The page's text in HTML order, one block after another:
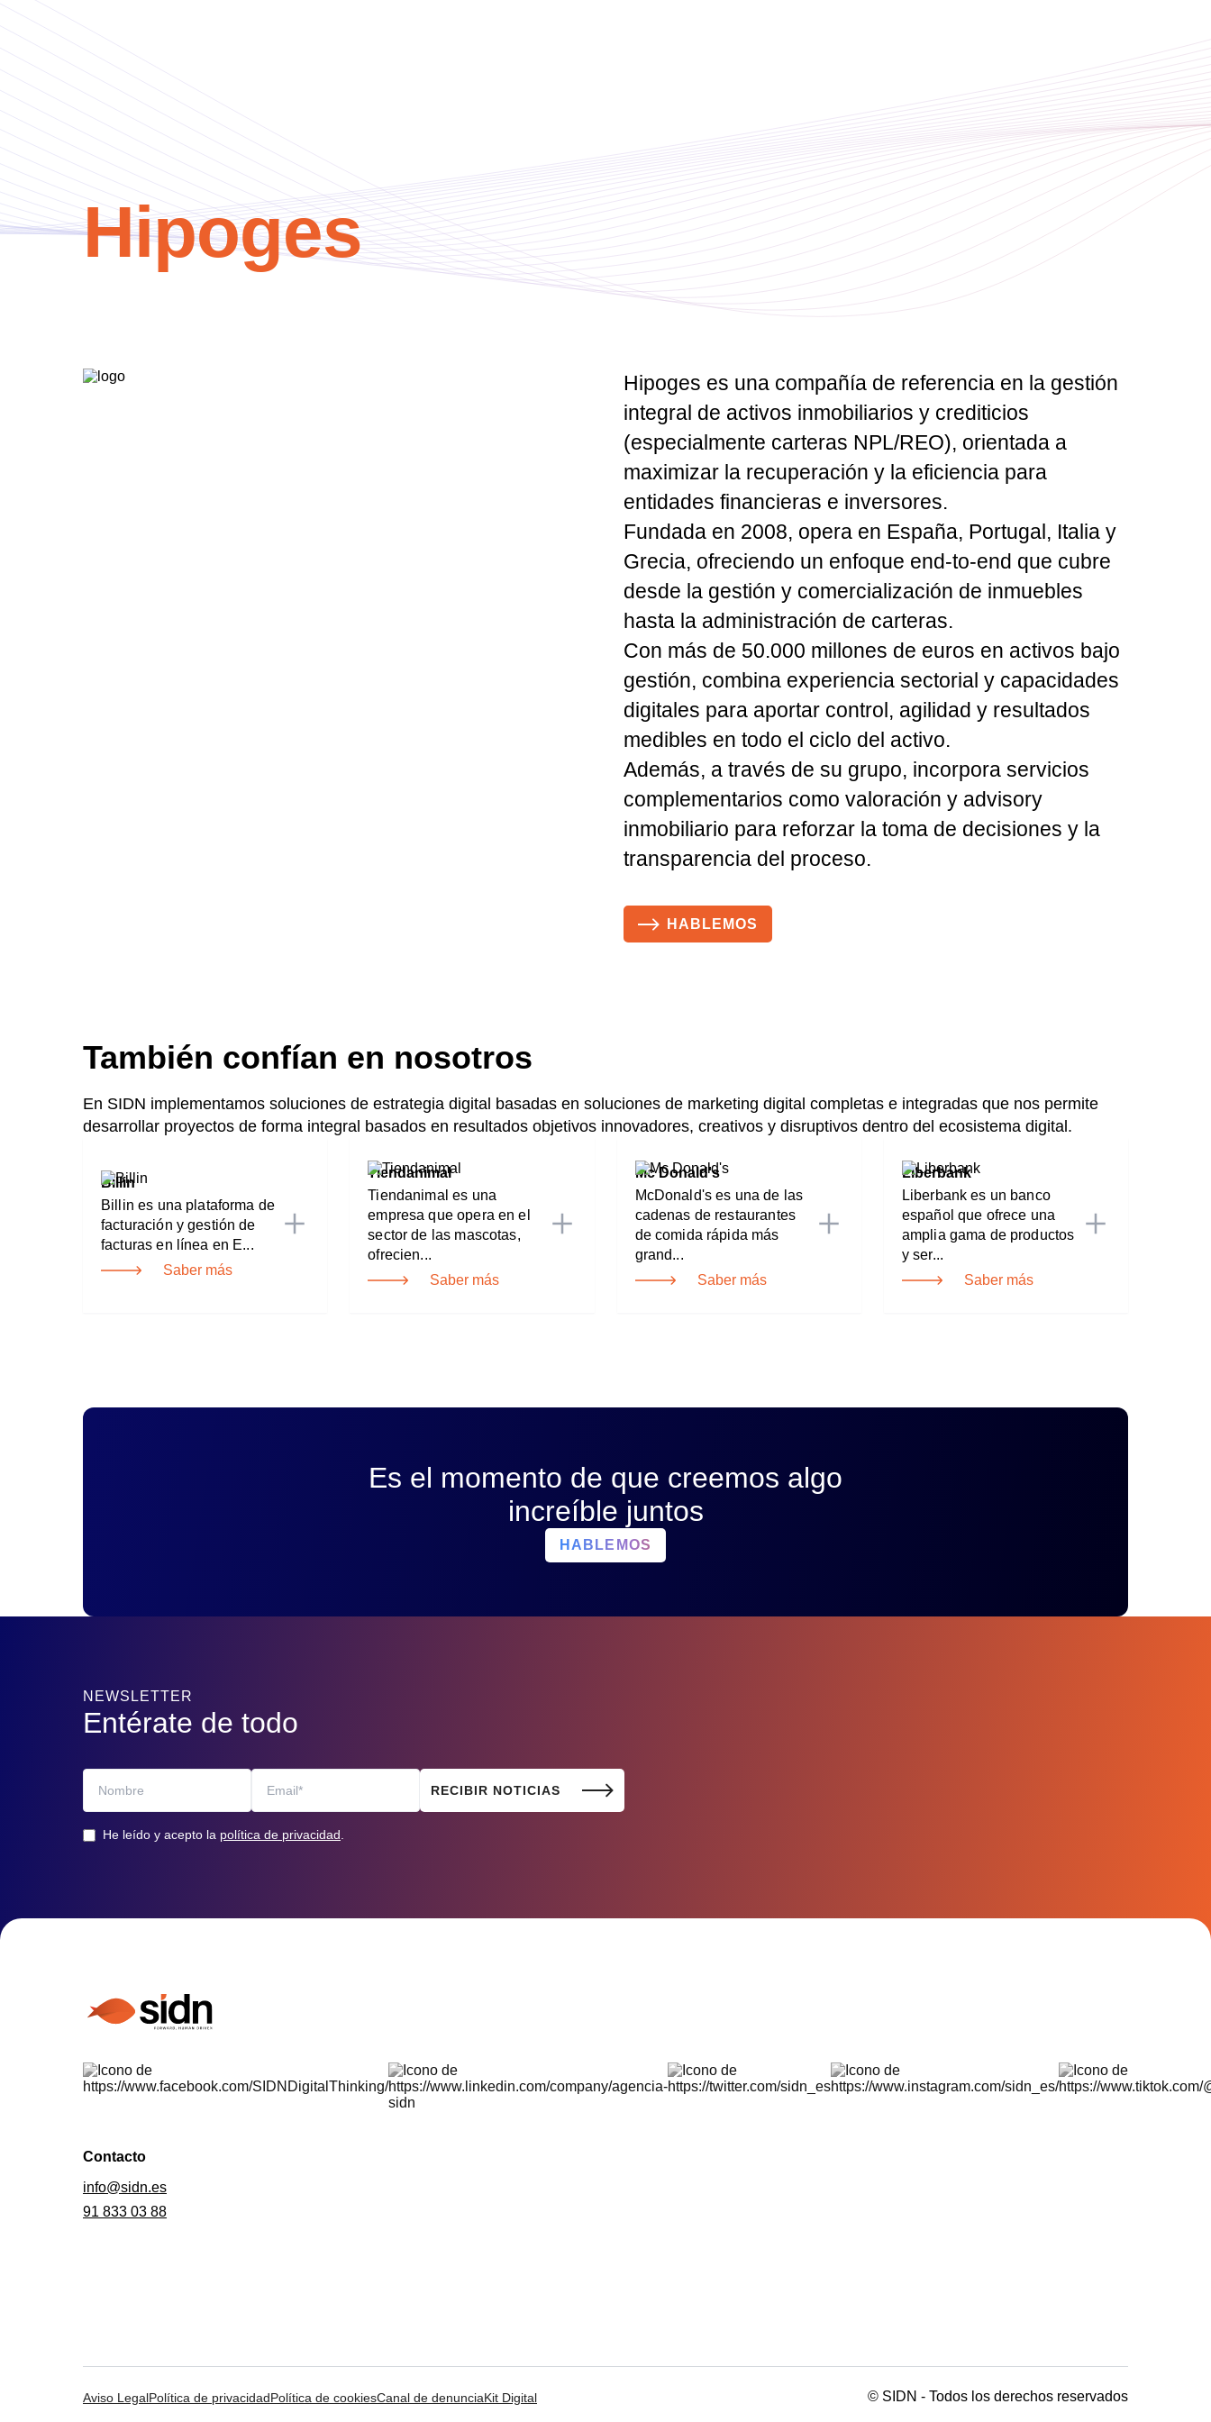
Hipoges
Hipoges es una compañía de referencia en la gestión
integral de activos inmobiliarios y crediticios
(especialmente carteras NPL/REO), orientada a
maximizar la recuperación y la eficiencia para
entidades financieras e inversores.
Fundada en 2008, opera en España, Portugal, Italia y
Grecia, ofreciendo un enfoque end-to-end que cubre
desde la gestión y comercialización de inmuebles
hasta la administración de carteras.
Con más de 50.000 millones de euros en activos bajo
gestión, combina experiencia sectorial y capacidades
digitales para aportar control, agilidad y resultados
medibles en todo el ciclo del activo.
Además, a través de su grupo, incorpora servicios
complementarios como valoración y advisory
inmobiliario para reforzar la toma de decisiones y la
transparencia del proceso.
HABLEMOS
También confían en nosotros
En SIDN implementamos soluciones de estrategia digital basadas en soluciones de marketing digital completas e integradas que nos permite
desarrollar proyectos de forma integral basados en resultados objetivos innovadores, creativos y disruptivos dentro del ecosistema digital.
Billin
Billin es una plataforma de
facturación y gestión de
facturas en línea en E...
Saber más
Tiendanimal
Tiendanimal es una
empresa que opera en el
sector de las mascotas,
ofrecien...
Saber más
Mc Donald's
McDonald's es una de las
cadenas de restaurantes
de comida rápida más
grand...
Saber más
Liberbank
Liberbank es un banco
español que ofrece una
amplia gama de productos
y ser...
Saber más
Es el momento de que creemos algo
increíble juntos
HABLEMOS
NEWSLETTER
Entérate de todo
RECIBIR NOTICIAS
He leído y acepto la política de privacidad.
Contacto
info@sidn.es
91 833 03 88
Aviso LegalPolítica de privacidadPolítica de cookiesCanal de denunciaKit Digital © SIDN - Todos los derechos reservados